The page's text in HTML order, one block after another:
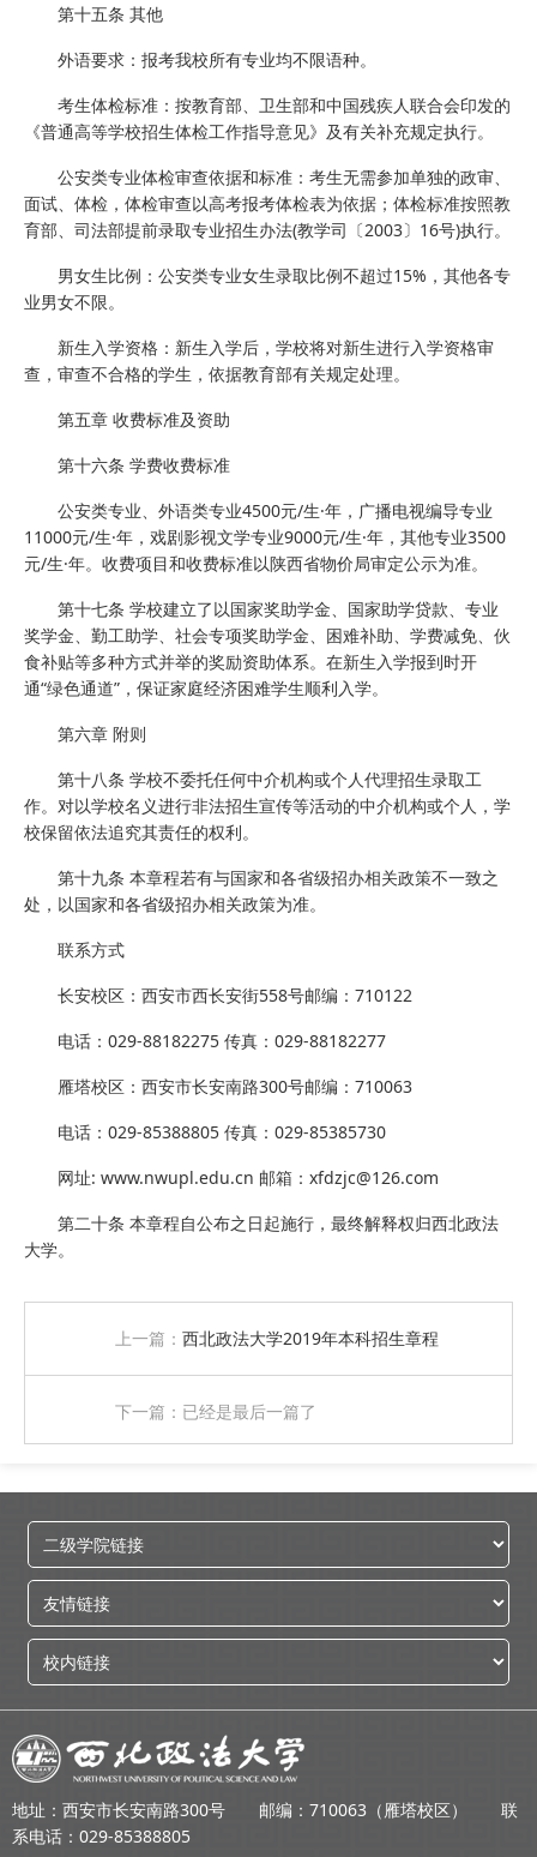
第十五条 其他
外语要求：报考我校所有专业均不限语种。
考生体检标准：按教育部、卫生部和中国残疾人联合会印发的
《普通高等学校招生体检工作指导意见》及有关补充规定执行。
公安类专业体检审查依据和标准：考生无需参加单独的政审、
面试、体检，体检审查以高考报考体检表为依据；体检标准按照教
育部、司法部提前录取专业招生办法(教学司〔2003〕16号)执行。
男女生比例：公安类专业女生录取比例不超过15%，其他各专
业男女不限。
新生入学资格：新生入学后，学校将对新生进行入学资格审
查，审查不合格的学生，依据教育部有关规定处理。
第五章 收费标准及资助
第十六条 学费收费标准
公安类专业、外语类专业4500元/生·年，广播电视编导专业
11000元/生·年，戏剧影视文学专业9000元/生·年，其他专业3500
元/生·年。收费项目和收费标准以陕西省物价局审定公示为准。
第十七条 学校建立了以国家奖助学金、国家助学贷款、专业
奖学金、勤工助学、社会专项奖助学金、困难补助、学费减免、伙
食补贴等多种方式并举的奖励资助体系。在新生入学报到时开
通“绿色通道”，保证家庭经济困难学生顺利入学。
第六章 附则
第十八条 学校不委托任何中介机构或个人代理招生录取工
作。对以学校名义进行非法招生宣传等活动的中介机构或个人，学
校保留依法追究其责任的权利。
第十九条 本章程若有与国家和各省级招办相关政策不一致之
处，以国家和各省级招办相关政策为准。
联系方式
长安校区：西安市西长安街558号邮编：710122
电话：029-88182275 传真：029-88182277
雁塔校区：西安市长安南路300号邮编：710063
电话：029-85388805 传真：029-85385730
网址: www.nwupl.edu.cn 邮箱：xfdzjc@126.com
第二十条 本章程自公布之日起施行，最终解释权归西北政法
大学。
上一篇： 西北政法大学2019年本科招生章程
下一篇：已经是最后一篇了
地址：西安市长安南路300号 邮编：710063（雁塔校区） 联
系电话：029-85388805